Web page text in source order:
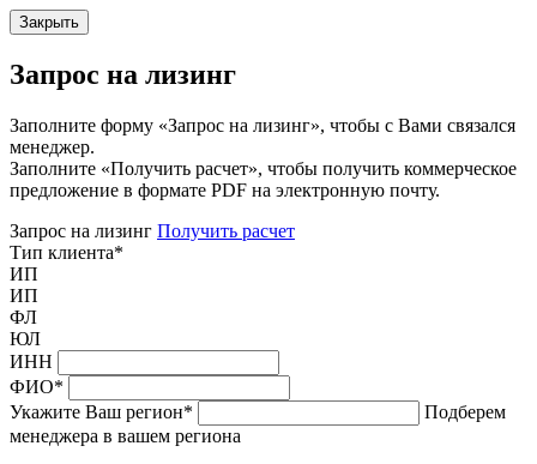
Закрыть
Запрос на лизинг
Заполните форму «Запрос на лизинг», чтобы с Вами связался
менеджер.
Заполните «Получить расчет», чтобы получить коммерческое
предложение в формате PDF на электронную почту.
Запрос на лизинг Получить расчет
Тип клиента*
ИП
ИП
ФЛ
ЮЛ
ИНН
ФИО*
Укажите Ваш регион*
Подберем
менеджера в вашем региона